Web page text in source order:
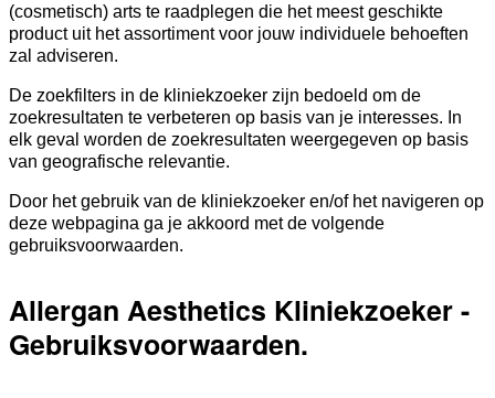
(cosmetisch) arts te raadplegen die het meest geschikte
product uit het assortiment voor jouw individuele behoeften
zal adviseren.
De zoekfilters in de kliniekzoeker zijn bedoeld om de
zoekresultaten te verbeteren op basis van je interesses. In
elk geval worden de zoekresultaten weergegeven op basis
van geografische relevantie.
Door het gebruik van de kliniekzoeker en/of het navigeren op
deze webpagina ga je akkoord met de volgende
gebruiksvoorwaarden.
Allergan Aesthetics Kliniekzoeker -
Gebruiksvoorwaarden.